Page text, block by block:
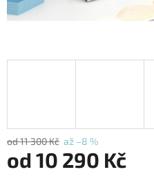
od 11 300 Kč až –8 %
od 10 290 Kč